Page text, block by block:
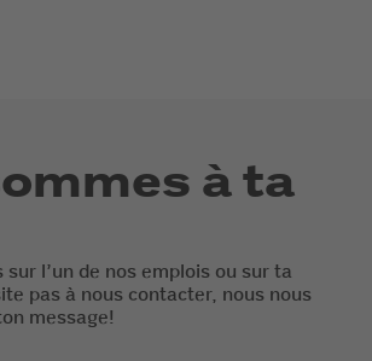
à ta
sur l’un de nos emplois ou sur ta
pas à nous contacter, nous nous
message!